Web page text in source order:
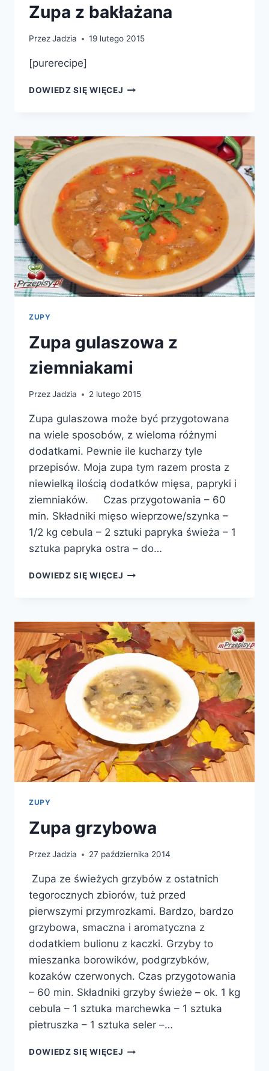
Zupa z bakłażana
PrzezJadzia 19 lutego 2015
[purerecipe]
DOWIEDZ SIĘ WIĘCEJ ZUPA
ZUPY
Zupa gulaszowa z
ziemniakami
PrzezJadzia 2 lutego 2015
Zupa gulaszowa może być przygotowana
na wiele sposobów, z wieloma różnymi
dodatkami. Pewnie ile kucharzy tyle
przepisów. Moja zupa tym razem prosta z
niewielką ilością dodatków mięsa, papryki i
ziemniaków. Czas przygotowania – 60
min. Składniki mięso wieprzowe/szynka –
1/2 kg cebula – 2 sztuki papryka świeża – 1
sztuka papryka ostra – do…
DOWIEDZ SIĘ WIĘCEJ ZUPA
ZUPY
Zupa grzybowa
PrzezJadzia 27 października 2014
Zupa ze świeżych grzybów z ostatnich
tegorocznych zbiorów, tuż przed
pierwszymi przymrozkami. Bardzo, bardzo
grzybowa, smaczna i aromatyczna z
dodatkiem bulionu z kaczki. Grzyby to
mieszanka borowików, podgrzybków,
kozaków czerwonych. Czas przygotowania
– 60 min. Składniki grzyby świeże – ok. 1 kg
cebula – 1 sztuka marchewka – 1 sztuka
pietruszka – 1 sztuka seler –…
DOWIEDZ SIĘ WIĘCEJ ZUPA